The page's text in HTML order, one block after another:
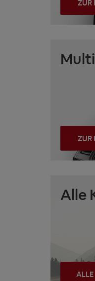
ZUR
ZUR
Alle